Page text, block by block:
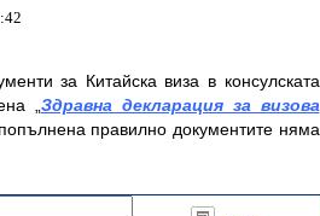
за Китайска виза в консулската
„ Здравна декларация за визова
правилно документите няма